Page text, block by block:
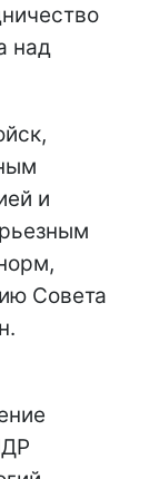
над
и
Совета